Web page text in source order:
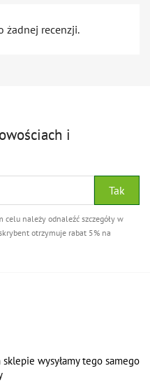
żadnej recenzji.
i
celu należy odnaleźć szczegóły w
otrzymuje rabat 5% na
wysyłamy tego samego